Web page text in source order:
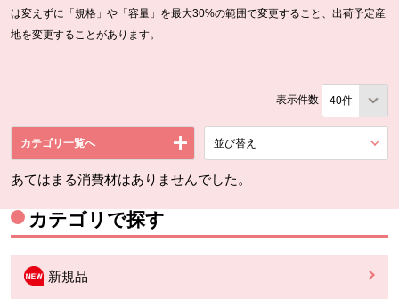
は変えずに「規格」や「容量」を最大30%の範囲で変更すること、出荷予定産
地を変更することがあります。
表示件数
カテゴリ一覧へ 並び替え
あてはまる消費材はありませんでした。
カテゴリで探す
新規品